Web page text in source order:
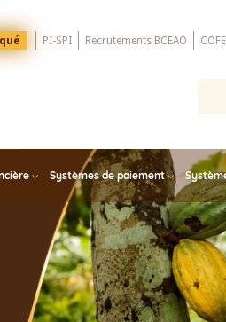
PI-SPI Recrutements BCEAO
Systèmes de paiement